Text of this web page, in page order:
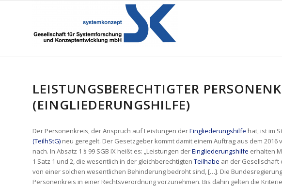
LEISTUNGSBERECHTIGTER
(EINGLIEDERUNGSHILFE)
Der Personenkreis, der Anspruch auf Leistungen derEingliederungshilfe hat, ist im
(TeilhStG) neu geregelt. Der Gesetzgeber kommt damit einem Auftrag aus dem 2016
nach. In Absatz 1 § 99 SGB IX heißt es: „Leistungen derEingliederungshilfe erhalten
1 Satz 1 und 2, die wesentlich in der gleichberechtigten Teilhabe an der Gesellschaft
von einer solchen wesentlichen Behinderung bedroht sind, […]. Die
Personenkreis in einer Rechtsverordnung vorzunehmen. Bis dahin gelten die